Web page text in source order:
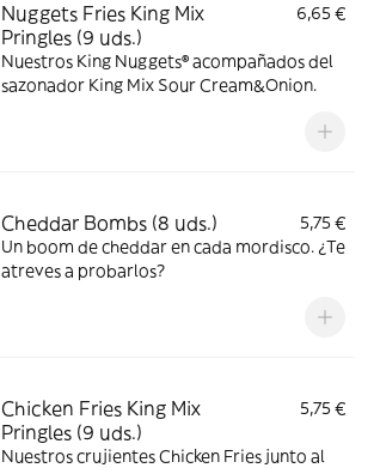
Nuggets Fries King Mix
Pringles (9 uds.)
6,65 €
Nuestros King Nuggets® acompañados del
sazonador King Mix Sour Cream&Onion.
Cheddar Bombs (8 uds.)
5,75 €
Un boom de cheddar en cada mordisco. ¿Te
atreves a probarlos?
Chicken Fries King Mix
Pringles (9 uds.)
5,75 €
Nuestros crujientes Chicken Fries junto al